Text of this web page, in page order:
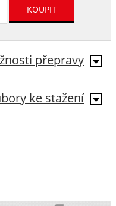
přepravy
ke stažení